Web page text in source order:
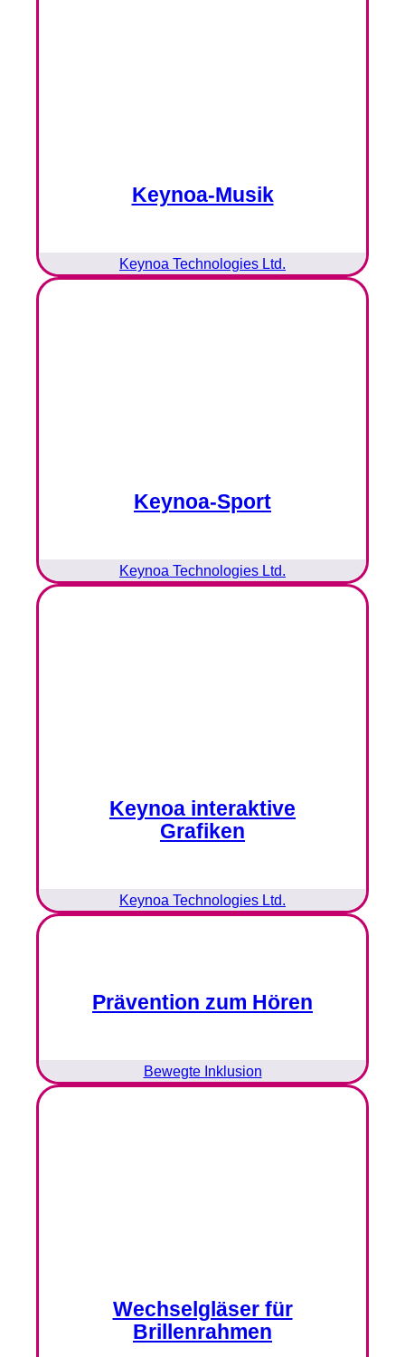
Keynoa-Musik
Keynoa Technologies Ltd.
Keynoa-Sport
Keynoa Technologies Ltd.
Keynoa interaktive
Grafiken
Keynoa Technologies Ltd.
Prävention zum Hören
Bewegte Inklusion
Wechselgläser für
Brillenrahmen